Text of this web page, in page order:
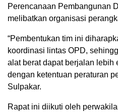
Perencanaan Pembangunan
melibatkan organisasi
“Pembentukan tim ini
koordinasi lintas OPD,
alat berat dapat berjalan lebih
dengan ketentuan peraturan
Sulpakar.
Rapat ini diikuti oleh